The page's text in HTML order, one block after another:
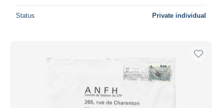
Status Private individual